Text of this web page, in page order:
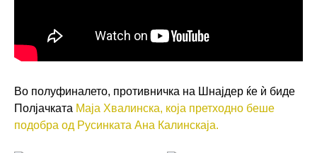
Во полуфиналето, противничка на Шнајдер ќе ѝ биде
Полјачката Маја Хвалинска, која претходно беше
подобра од Русинката Ана Калинскаја.